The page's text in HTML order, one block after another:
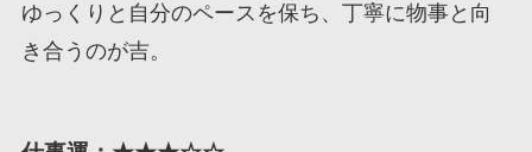
ゆっくりと自分のペースを保ち、丁寧に物事と向
き合うのが吉。